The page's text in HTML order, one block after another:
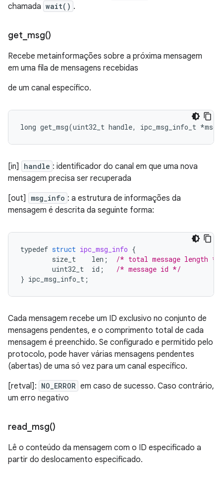
chamada wait() .
get_msg()
Recebe metainformações sobre a próxima mensagem
em uma fila de mensagens recebidas
de um canal específico.
long get_msg(uint32_t handle, ipc_msg_info_t *
[in] handle : identificador do canal em que uma nova
mensagem precisa ser recuperada
[out]
msg_info : a estrutura de informações da
mensagem é descrita da seguinte forma:
typedef struct ipc_msg_info {
size_t
len ;
/* total message length */
uint32_t
id ;
/* message id */
} ipc_msg_info_t ;
Cada mensagem recebe um ID exclusivo no conjunto de
mensagens pendentes, e o comprimento total de cada
mensagem é preenchido. Se configurado e permitido pelo
protocolo, pode haver várias mensagens pendentes
(abertas) de uma só vez para um canal específico.
[retval]: NO_ERROR em caso de sucesso. Caso contrário,
um erro negativo
read_msg()
Lê o conteúdo da mensagem com o ID especificado a
partir do deslocamento especificado.